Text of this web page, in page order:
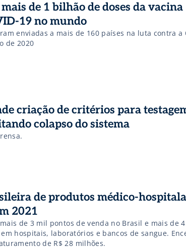
de 1 bilhão de doses da vacina
19 no mundo
enviadas a mais de 160 países na luta contra a
de 2020
criação de critérios para
colapso do sistema
de produtos médico-
2021
de 3 mil pontos de venda no Brasil e mais de
hospitais, laboratórios e bancos de sangue.
de R$ 28 milhões.